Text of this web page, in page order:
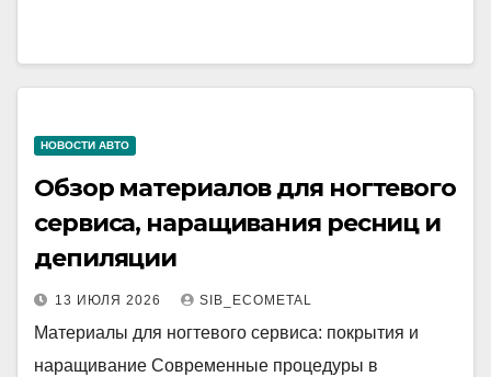
НОВОСТИ АВТО
Обзор материалов для ногтевого
сервиса, наращивания ресниц и
депиляции
13 ИЮЛЯ 2026 SIB_ECOMETAL
Материалы для ногтевого сервиса: покрытия и
наращивание Современные процедуры в